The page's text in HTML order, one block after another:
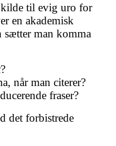
kilde til evig uro for
en akademisk
sætter man komma
?
når man citerer?
fraser?
det forbistrede